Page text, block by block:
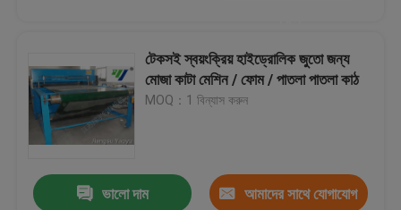
পণ্য
আমাদের সম্পর্কে
কারখানা ভ্রমণ
টেকসই স্বয়ংক্রিয় হাইড্রোলিক জুতো জন্য
মোজা কাটা মেশিন / ফোম / পাতলা পাতলা কাঠ
MOQ：1 বিন্যাস করুন
ভালো দাম আমাদের সাথে যোগাযোগ